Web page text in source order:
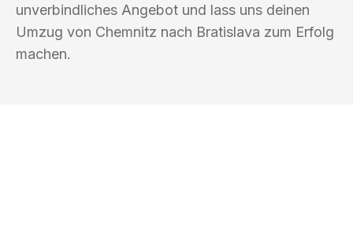
unverbindliches Angebot und lass uns deinen
Umzug von Chemnitz nach Bratislava zum Erfolg
machen.